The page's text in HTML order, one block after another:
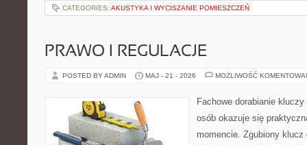
CATEGORIES: AKUSTYKA I WYCISZANIE POMIESZCZEŃ
PRAWO I REGULACJE
POSTED BY ADMIN MAJ - 21 - 2026 MOŻLIWOŚĆ
Fachowe dorabianie
osób okazuje się
momencie. Zgubiony